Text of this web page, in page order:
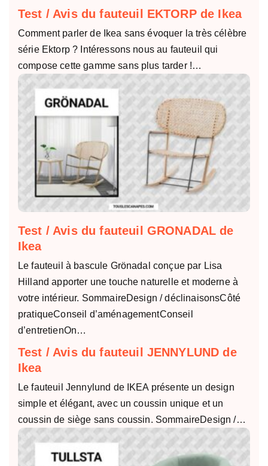
Test / Avis du fauteuil EKTORP de Ikea
Comment parler de Ikea sans évoquer la très célèbre
série Ektorp ? Intéressons nous au fauteuil qui
compose cette gamme sans plus tarder !…
Test / Avis du fauteuil GRONADAL de
Ikea
Le fauteuil à bascule Grönadal conçue par Lisa
Hilland apporter une touche naturelle et moderne à
votre intérieur. SommaireDesign / déclinaisonsCôté
pratiqueConseil d’aménagementConseil
d’entretienOn…
Test / Avis du fauteuil JENNYLUND de
Ikea
Le fauteuil Jennylund de IKEA présente un design
simple et élégant, avec un coussin unique et un
coussin de siège sans coussin. SommaireDesign /…